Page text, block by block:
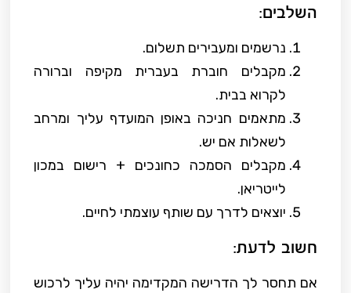
השלבים:
נרשמים ומעבירים תשלום.
מקבלים חוברת בעברית מקיפה וברורה
לקרוא בבית.
מתאמים חניכה באופן המועדף עליך ומרחב
לשאלות אם יש.
מקבלים הסמכה כחונכים + רישום במכון
לייטריאן.
יוצאים לדרך עם שותף עוצמתי לחיים.
חשוב לדעת:
אם תחסר לך הדרישה המקדימה יהיה עליך לרכוש